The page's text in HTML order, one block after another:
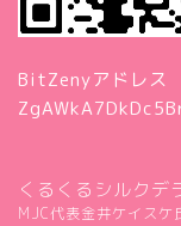
BitZenyアドレス
くるくるシルクデ
MJC代表金井ケイスケ